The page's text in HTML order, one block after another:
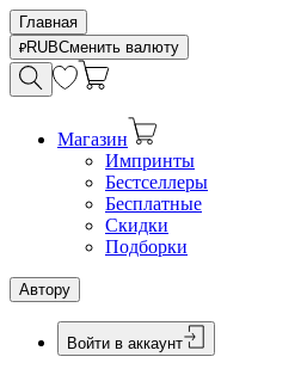
Главная
RUBСменить валюту
Магазин
Импринты
Бестселлеры
Бесплатные
Скидки
Подборки
Автору
Войти в аккаунт